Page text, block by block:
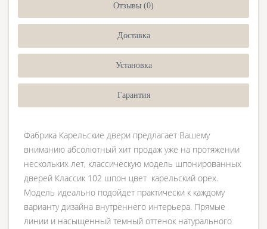
Отзывы (0)
Доставка
Установка
Гарантия
Фабрика Карельские двери предлагает Вашему
вниманию абсолютный хит продаж уже на протяжении
нескольких лет, классическую модель шпонированных
дверей Классик 102 шпон цвет карельский орех.
Модель идеально подойдет практически к каждому
варианту дизайна внутреннего интерьера. Прямые
линии и насыщенный темный оттенок натурального